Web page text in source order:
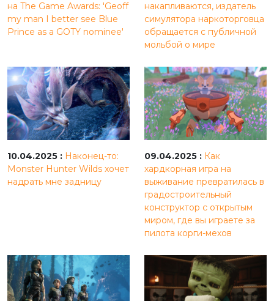
на The Game Awards: 'Geoff
my man I better see Blue
Prince as a GOTY nominee'
накапливаются, издатель
симулятора наркоторговца
обращается с публичной
мольбой о мире
10.04.2025 : Наконец-то:
Monster Hunter Wilds хочет
надрать мне задницу
09.04.2025 : Как
хардкорная игра на
выживание превратилась в
градостроительный
конструктор с открытым
миром, где вы играете за
пилота корги-мехов